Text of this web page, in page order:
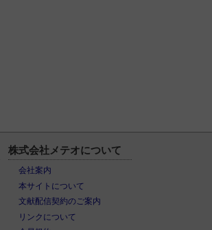
株式会社メテオについて
会社案内
本サイトについて
文献配信契約のご案内
リンクについて